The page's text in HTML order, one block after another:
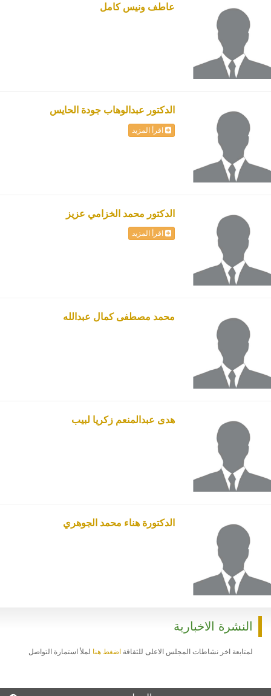
عاطف ونيس كامل
الدكتور عبدالوهاب جودة الحايس
اقرأ المزيد
الدكتور محمد الخزامي عزيز
اقرأ المزيد
محمد مصطفى كمال عبدالله
هدى عبدالمنعم زكريا لبيب
الدكتورة هناء محمد الجوهري
النشرة الاخبارية
لمتابعة اخر نشاطات المجلس الاعلى للثقافة اضغط هنا لملأ استمارة التواصل